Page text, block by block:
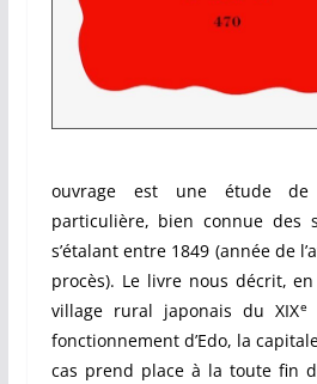
ouvrage est une étude de
particulière, bien connue des
s’étalant entre 1849 (année de
procès). Le livre nous décrit,
village rural japonais du XIXe
fonctionnement d’Edo, la
cas prend place à la toute fin